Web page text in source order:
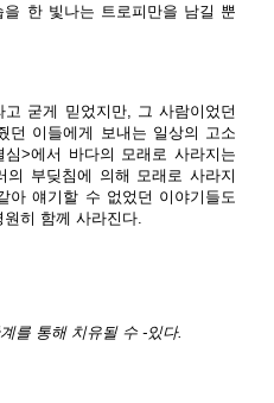
한 빛나는 트로피만을 남길 뿐
굳게 믿었지만, 그 사람이었던
던 이들에게 보내는 일상의 고소
>에서 바다의 모래로 사라지는
부딪침에 의해 모래로 사라지
아 얘기할 수 없었던 이야기들도
히 함께 사라진다.
를 통해 치유될 수 -있다.